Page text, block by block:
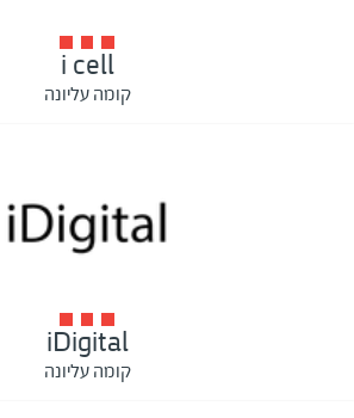
i cell
קומה עליונה
iDigital
קומה עליונה